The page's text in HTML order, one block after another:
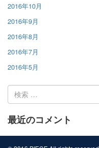
2016年10月
2016年9月
2016年8月
2016年7月
2016年5月
索:
最近のコメント